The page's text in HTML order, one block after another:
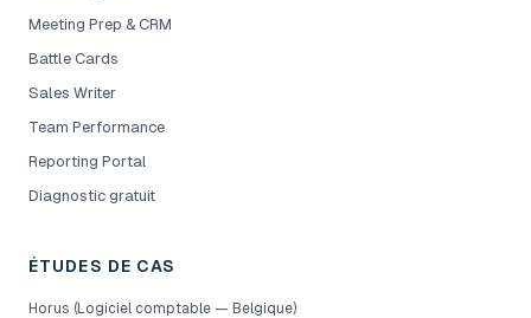
Meeting Prep & CRM
Battle Cards
Sales Writer
Team Performance
Reporting Portal
Diagnostic gratuit
ÉTUDES DE CAS
Horus (Logiciel comptable — Belgique)